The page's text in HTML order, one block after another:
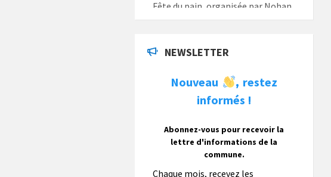
Fête du pain, organisée par Nohan
Loisirs dimanche 9 août.
1 semaine
La commune de Thilay souhaite
également les visiteurs à son
bulletin municipal annuel en
organisant un concours photo
gratuit OUVERT À TOUS.
Vous pouvez envoyer vos photo
NEWSLETTER
Nouveau , restez
informés !
Abonnez-vous pour recevoir la
lettre d'informations de la
commune.
Chaque mois, recevez les